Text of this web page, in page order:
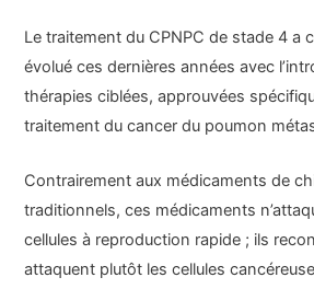
Le traitement du CPNPC de stade 4 a
évolué ces dernières années avec
thérapies ciblées, approuvées
traitement du cancer du poumon
Contrairement aux médicaments de
traditionnels, ces médicaments
cellules à reproduction rapide ; ils
attaquent plutôt les cellules